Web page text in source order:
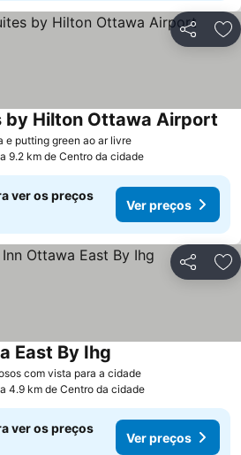
Partilhar
e putting green ao ar livre
by Hilton Ottawa Airport
a 9.2 km de Centro da cidade
ver os preços
Ver preços
Partilhar
com vista para a cidade
East By Ihg
a 4.9 km de Centro da cidade
ver os preços
Ver preços